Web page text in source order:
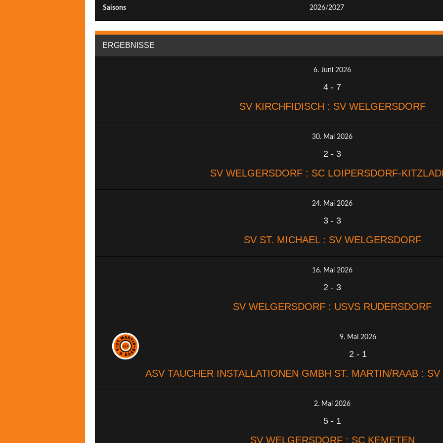
Saisons 2026/2027
ERGEBNISSE
6. Juni 2026
4 - 7
SV KIRCHFIDISCH : SV WELGERSDORF
30. Mai 2026
2 - 3
SV WELGERSDORF : SC LOIPERSDORF-
24. Mai 2026
3 - 3
SV ST. MICHAEL : SV WELGERSDORF
16. Mai 2026
2 - 3
SV WELGERSDORF : USVS RUDERSDORF
9. Mai 2026
2 - 1
ASV TAUCHER INSTALLATIONEN GMBH ST. MARTIN/RAAB :
2. Mai 2026
5 - 1
SV WELGERSDORF : SC KEMETEN